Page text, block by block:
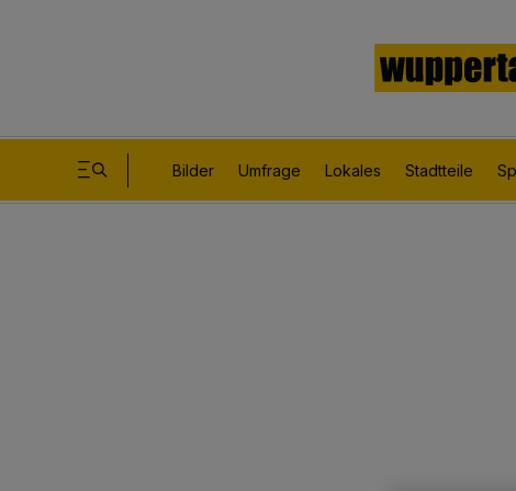
Bilder Umfrage Lokales Stadtteile